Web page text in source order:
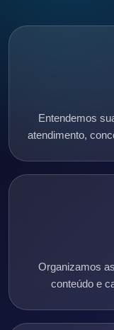
Entendemos
atendimento,
Organizamos
conteúdo e